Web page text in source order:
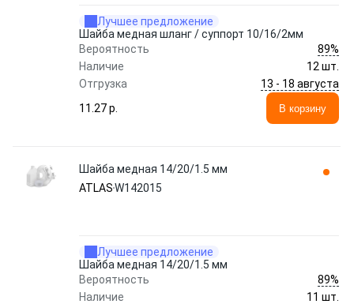
Лучшее предложение
Шайба медная шланг / суппорт 10/16/2мм
Вероятность
89%
Наличие
12 шт.
Отгрузка
13 - 18 августа
11.27 p.
В корзину
Шайба медная 14/20/1.5 мм
ATLASW142015
Лучшее предложение
Шайба медная 14/20/1.5 мм
Вероятность
89%
Наличие
11 шт.